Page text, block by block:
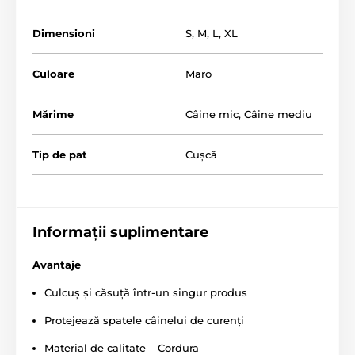
Confortul este garantat de materialele de calitate, iar
Dimensioni S, M, L, XL
Culoare Maro
Mărime Câine mic, Câine mediu
Tip de pat Cușcă
Informații suplimentare
Avantaje
Culcuș și căsuță într-un singur produs
Protejează spatele câinelui de curenți
Material de calitate – Cordura